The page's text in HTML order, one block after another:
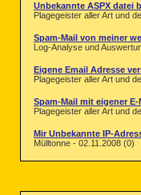
Unbekannte ASPX datei
Plagegeister aller Art und
Spam-Mail von meiner
Log-Analyse und
Eigene Email Adresse
Plagegeister aller Art und
Spam-Mail mit eigener
Plagegeister aller Art und
Mir Unbekannte IP-
Mülltonne - 02.11.2008 (0)